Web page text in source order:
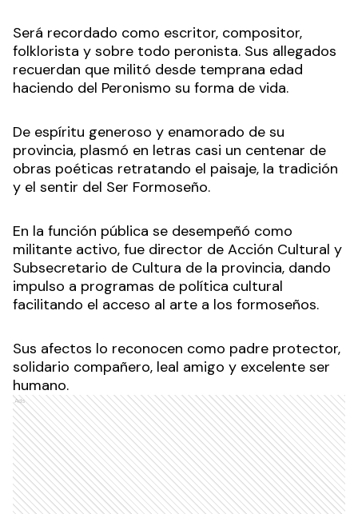
Será recordado como escritor, compositor,
folklorista y sobre todo peronista. Sus allegados
recuerdan que militó desde temprana edad
haciendo del Peronismo su forma de vida.
De espíritu generoso y enamorado de su
provincia, plasmó en letras casi un centenar de
obras poéticas retratando el paisaje, la tradición
y el sentir del Ser Formoseño.
En la función pública se desempeñó como
militante activo, fue director de Acción Cultural y
Subsecretario de Cultura de la provincia, dando
impulso a programas de política cultural
facilitando el acceso al arte a los formoseños.
Sus afectos lo reconocen como padre protector,
solidario compañero, leal amigo y excelente ser
humano.
Ads